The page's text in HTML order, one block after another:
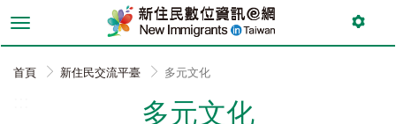
主
要
內
首頁 新住民交流平臺 多元文化
多元文化